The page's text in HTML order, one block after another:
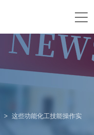
>这些功能化工技能操作实